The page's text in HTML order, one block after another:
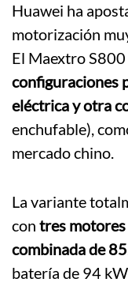
Huawei ha
motorización
El Maextro
configuraciones
eléctrica y otra
enchufable),
mercado chino.
La variante
con tres
combinada de
batería de 94